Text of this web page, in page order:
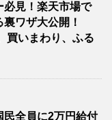
必見！楽天市場で
ワザ大公開！
買いまわり、ふる
民全員に2万円給付